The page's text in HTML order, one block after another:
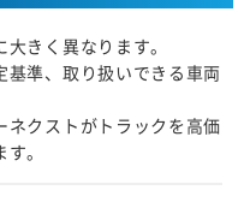
きく異なります。
基準、取り扱いできる車両
ネクストがトラックを高価
。